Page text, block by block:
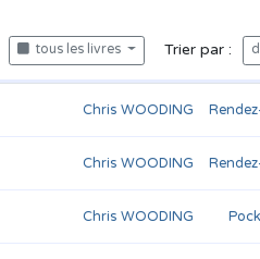
tous les livres Trier par :
Chris WOODING
Chris WOODING
Chris WOODING